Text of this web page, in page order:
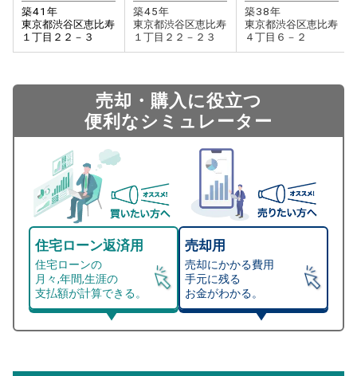
築41 年
東京都渋谷区恵比寿
１丁目２２－３
築45年
東京都渋谷区恵比寿
１丁目２２－２３
築38年
東京都渋谷区恵比寿
４丁目６－２
売却・購入に役立つ
便利なシミュレーター
住宅ローン返済用
住宅ローンの
月々,年間,生涯の
支払額が計算できる。
売却用
売却にかかる費用
手元に残る
お金がわかる。
総支払額シミュレーション
計算できます。
マンション売却シミュレーター
から売却にかかる諸経費が自動で算出され、手元に残る